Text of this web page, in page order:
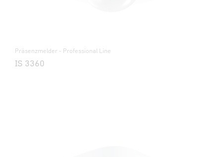
Präsenzmelder - Professional Line
IS 3360